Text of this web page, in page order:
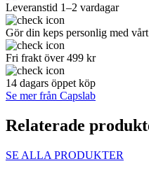
Leveranstid 1–2 vardagar
Gör din keps personlig med
Fri frakt över 499 kr
14 dagars öppet köp
Se mer från Capslab
Relaterade
SE ALLA PRODUKTER